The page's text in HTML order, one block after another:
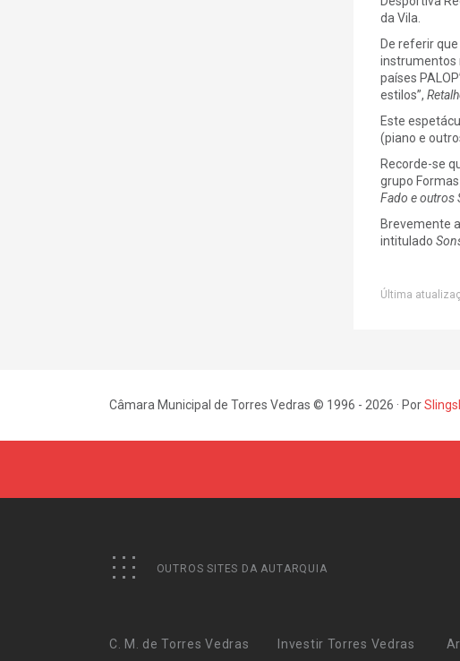
da Vila.
De referir que
instrumentos
países
estilos”,
Este
(piano e
Recorde-se
grupo
Fado e outros
Brevemente
intitulado
Última
Câmara Municipal de Torres Vedras © 1996 - 2026 · Por
OUTROS SITES DA AUTARQUIA
C. M. de Torres Vedras Investir Torres Vedras